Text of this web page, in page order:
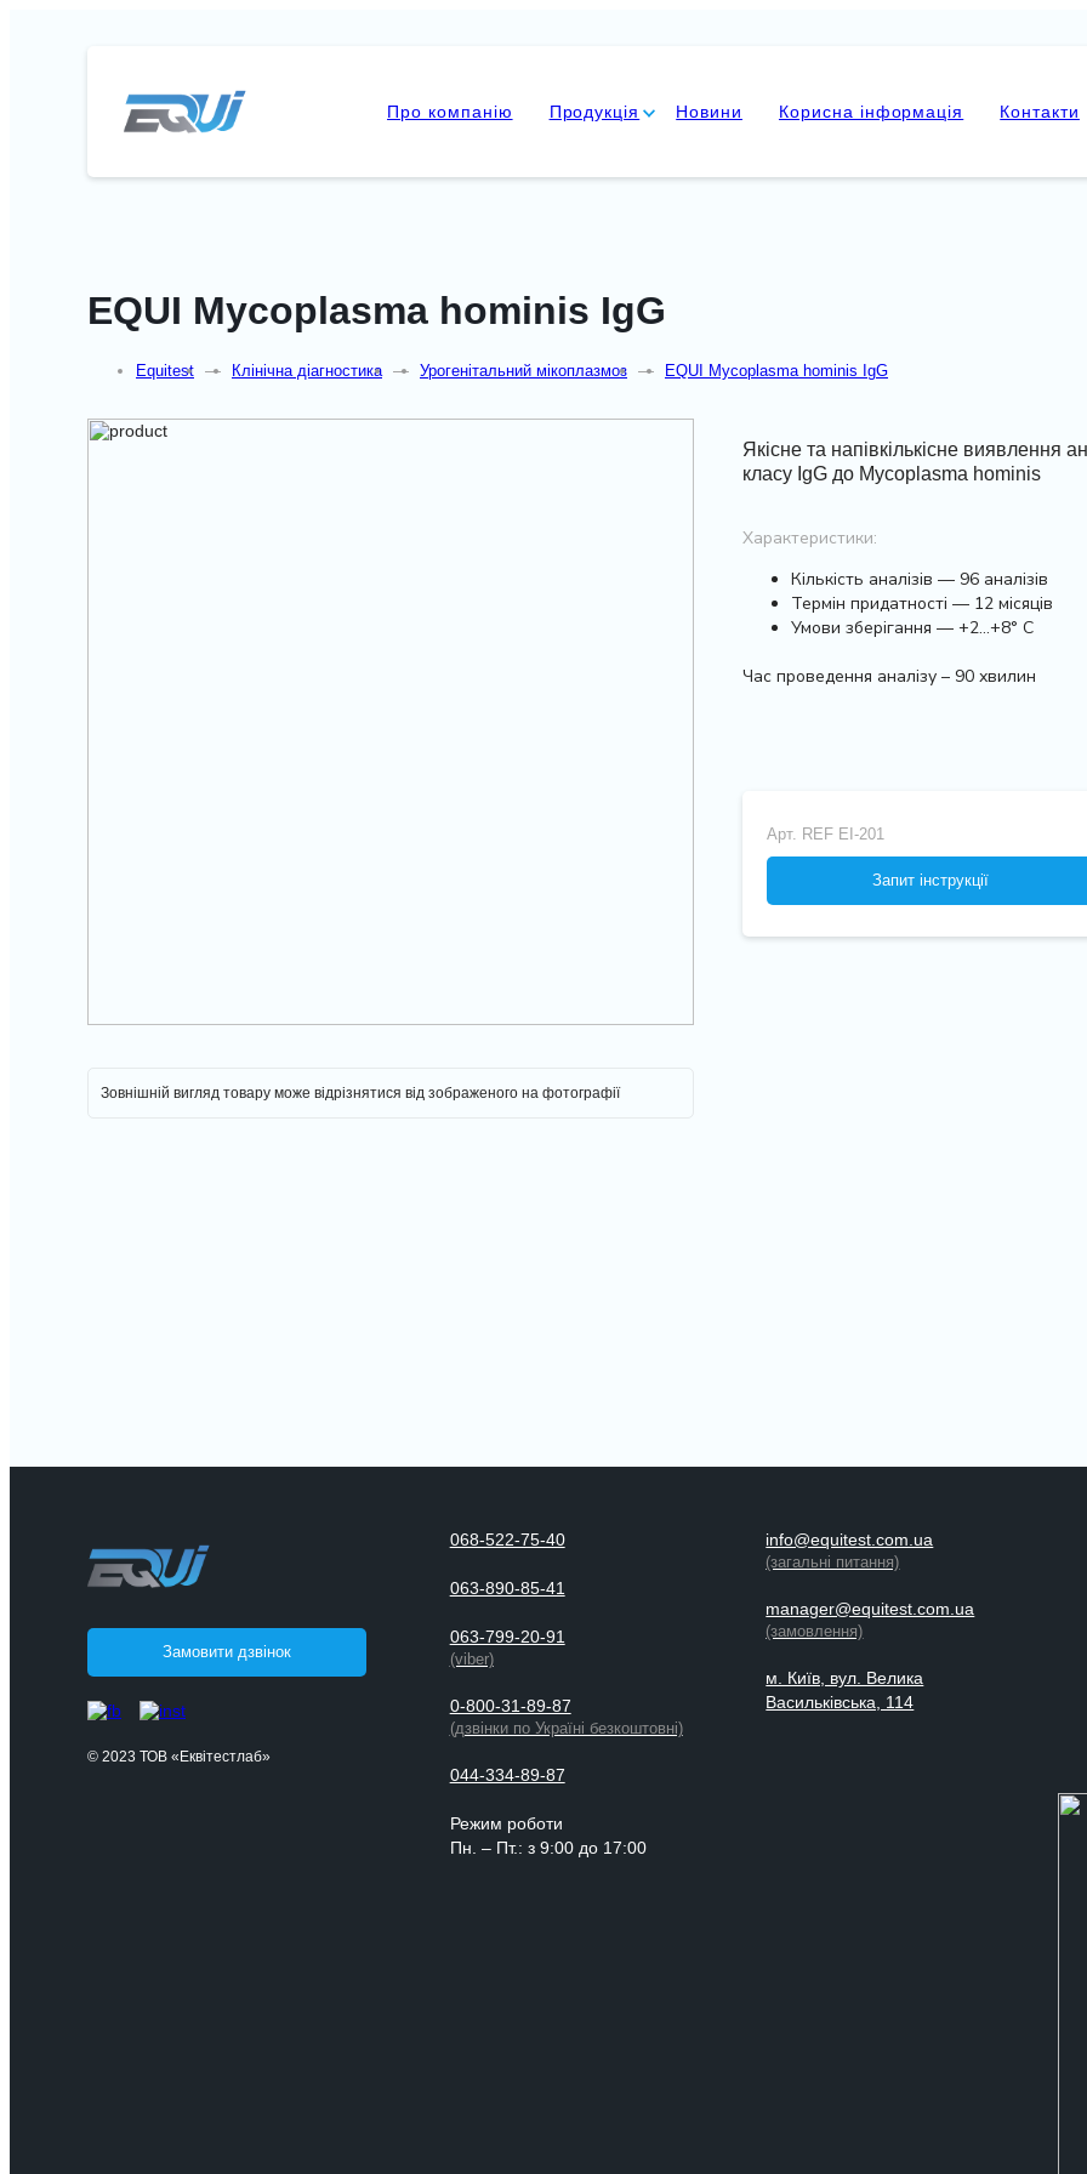
Про компанію Продукція Новини Корисна інформація Контакти
EQUI Mycoplasma hominis IgG
Equitest — Клінічна діагностика — Урогенітальний мікоплазмоз — EQUI Mycoplasma hominis IgG
Зовнішній вигляд товару може відрізнятися від зображеного на фотографії
Якісне та напівкількісне виявлення
класу IgG до Mycoplasma hominis
Характеристики:
Кількість аналізів — 96 аналізів
Термін придатності — 12 місяців
Умови зберігання — +2…+8° С
Час проведення аналізу – 90 хвилин
Арт. REF EI-201
Запит інструкції
Замовити дзвінок
© 2023 ТОВ «Еквітестлаб»
068-522-75-40
063-890-85-41
063-799-20-91
(viber)
0-800-31-89-87
(дзвінки по Україні безкоштовні)
044-334-89-87
Режим роботи
Пн. – Пт.: з 9:00 до 17:00
info@equitest.com.ua
(загальні питання)
manager@equitest.com.ua
(замовлення)
м. Київ, вул. Велика
Васильківська, 114